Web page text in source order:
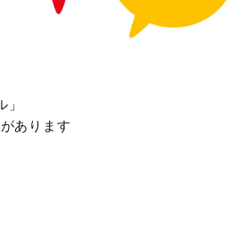
あります